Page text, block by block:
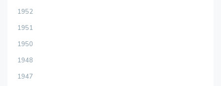
1952
1951
1950
1948
1947